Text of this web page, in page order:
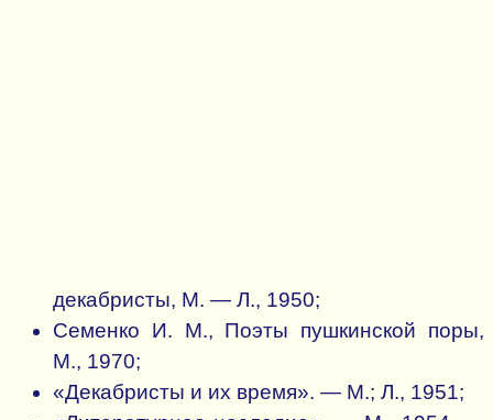
декабристы, М. — Л., 1950;
Семенко И. М., Поэты пушкинской поры,
М., 1970;
«Декабристы и их время». — М.; Л., 1951;